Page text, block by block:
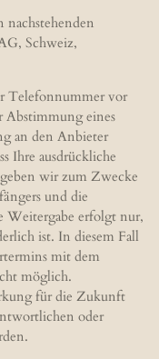
Schweiz,
Telefonnummer vor
Abstimmung eines
an den Anbieter
Ihre ausdrückliche
wir zum Zwecke
und die
Weitergabe erfolgt nur,
ist. In diesem Fall
mit dem
möglich.
für die Zukunft
oder